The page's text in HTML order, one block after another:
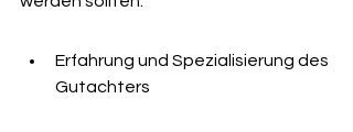
Erfahrung und Spezialisierung des
Gutachters